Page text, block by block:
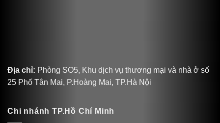
Địa chỉ: Phòng SO5, Khu dịch vụ thương mại và nhà ở số
25 Phố Tân Mai, P.Hoàng Mai, TP.Hà Nội
Chi nhánh TP.Hồ Chí Minh